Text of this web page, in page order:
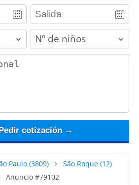
children
cotización →
Paulo(3809) São Roque (12)
Anuncio #79102